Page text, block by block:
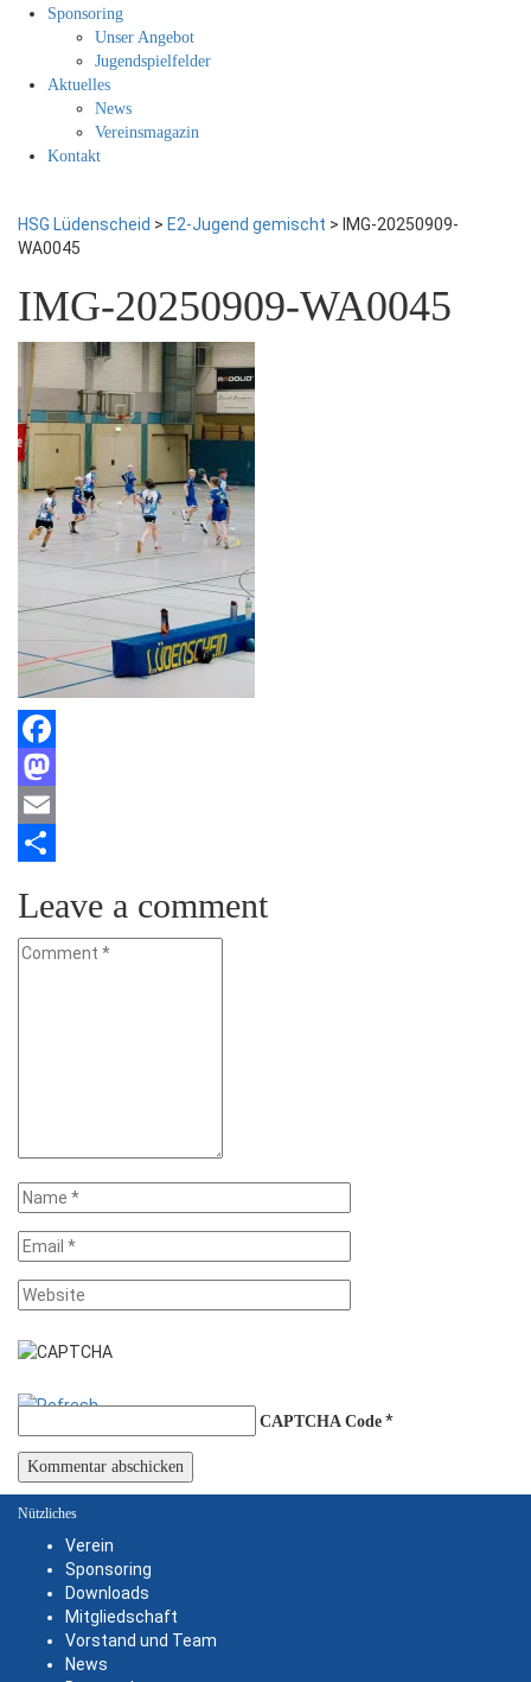
Sponsoring
Unser Angebot
Jugendspielfelder
Aktuelles
News
Vereinsmagazin
Kontakt
HSG Lüdenscheid > E2-Jugend gemischt > IMG-20250909-
WA0045
IMG-20250909-WA0045
Facebook
Mastodon
Email
Leave a comment
CAPTCHA Code *
Nützliches
Verein
Sponsoring
Downloads
Mitgliedschaft
Vorstand und Team
News